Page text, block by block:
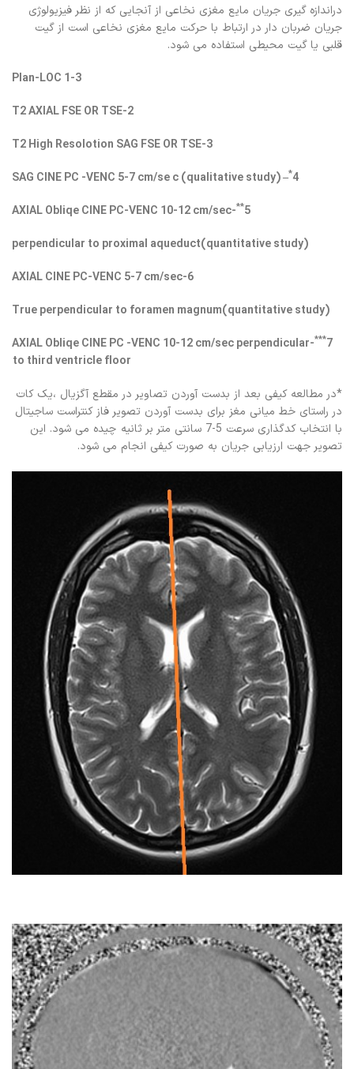
دراندازه گیری جریان مایع مغزی نخاعی از آنجایی که از نظر فیزیولوژی
جریان ضربان دار در ارتباط با حرکت مایع مغزی نخاعی است از گیت
قلبی یا گیت محیطی استفاده می شود.
1-3 Plan-LOC
2-T2 AXIAL FSE OR TSE
3-T2 High Resolotion SAG FSE OR TSE
4
*
– SAG CINE PC -VENC 5-7 cm/se c (qualitative study)
5
**
-AXIAL Obliqe CINE PC-VENC 10-12 cm/sec
perpendicular to proximal aqueduct(quantitative study)
6-AXIAL CINE PC-VENC 5-7 cm/sec
True perpendicular to foramen magnum(quantitative study)
7
***
-AXIAL Obliqe CINE PC -VENC 10-12 cm/sec perpendicular
to third ventricle floor
*در مطالعه کیفی بعد از بدست آوردن تصاویر در مقطع آگزیال ،یک کات
در راستای خط میانی مغز برای بدست آوردن تصویر فاز کنتراست ساجیتال
با انتخاب کدگذاری سرعت 5-7 سانتی متر بر ثانیه چیده می شود. این
تصویر جهت ارزیابی جریان به صورت کیفی انجام می شود.